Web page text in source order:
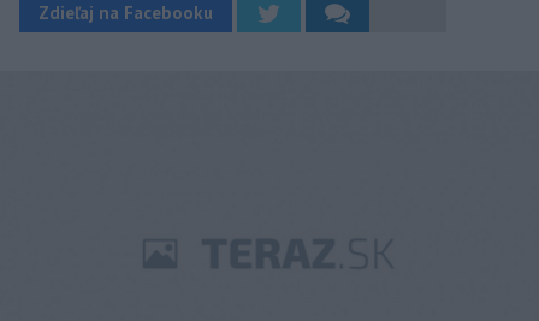
Zdieľaj na Facebooku